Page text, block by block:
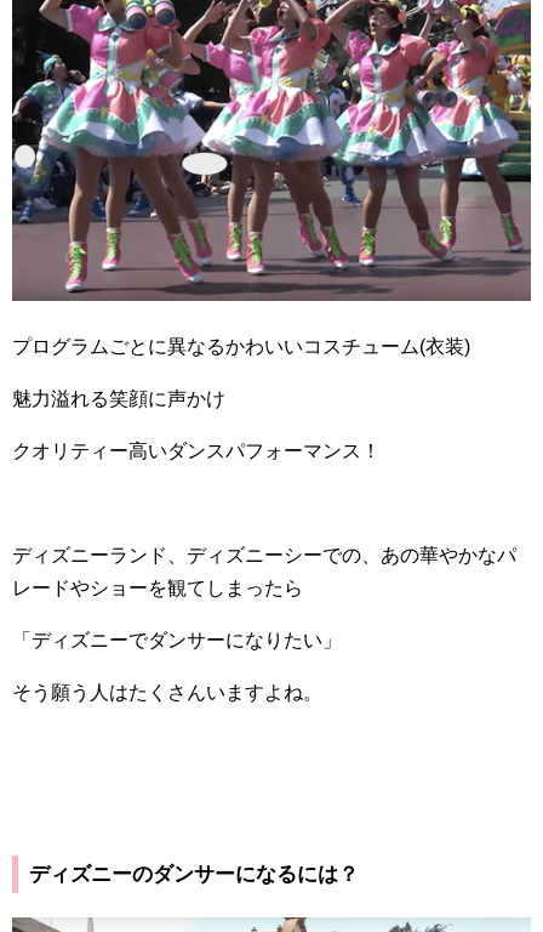
プログラムごとに異なるかわいいコスチューム(衣装)
魅力溢れる笑顔に声かけ
クオリティー高いダンスパフォーマンス！
ディズニーランド、ディズニーシーでの、あの華やかなパ
レードやショーを観てしまったら
「ディズニーでダンサーになりたい」
そう願う人はたくさんいますよね。
ディズニーのダンサーになるには？